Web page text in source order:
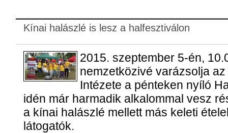
Kínai halászlé is lesz a halfesztiválon
2015. szeptember 5-én,
nemzetközivé varázsolja
Intézete a pénteken nyíló
idén már harmadik alkalommal vesz
a kínai halászlé mellett más keleti
látogatók.